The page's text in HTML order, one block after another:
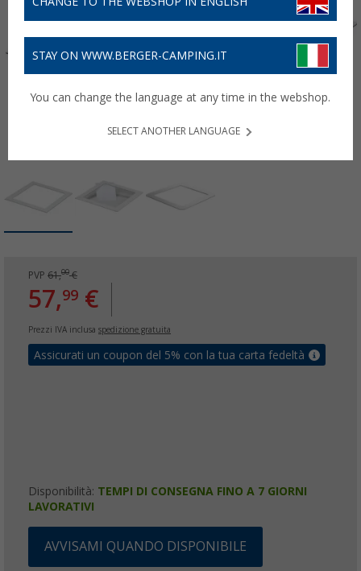
PVP 61,00€
57,99 €
Prezzi IVA inclusa spedizione gratuita
Assicurati un coupon del 5% con la tua carta fedeltà
Disponibilità: TEMPI DI CONSEGNA FINO A 7 GIORNI
LAVORATIVI
AVVISAMI QUANDO DISPONIBILE
STAY ON WWW.BERGER-CAMPING.IT
You can change the language at any time in the webshop.
SELECT ANOTHER LANGUAGE